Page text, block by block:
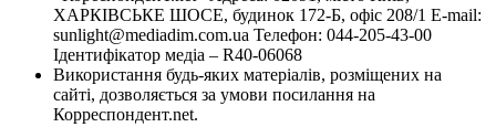
ХАРКІВСЬКЕ ШОСЕ, будинок 172-Б, офіс 208/1 E-mail:
sunlight@mediadim.com.ua Телефон: 044-205-43-00
Ідентифікатор медіа – R40-06068
Використання будь-яких матеріалів, розміщених на
сайті, дозволяється за умови посилання на
Корреспондент.net.